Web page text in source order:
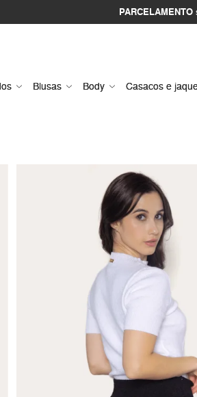
PARCELAMENTO
Blusas Body Casacos e